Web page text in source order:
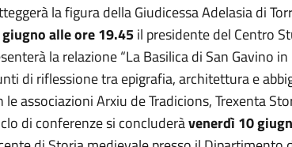
la figura della Giudicessa Adelasia di
alle ore 19.45il presidente del Centro
la relazione “La Basilica di San Gavino
di riflessione tra epigrafia, architettura e
le associazioni Arxiu de Tradicions, Trexenta
di conferenze si concluderàvenerdì 10